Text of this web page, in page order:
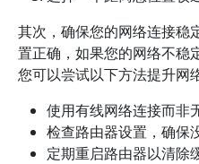
其次，确保您的网络连接稳
置正确，如果您的网络不稳
您可以尝试以下方法提升网
使用有线网络连接而非
检查路由器设置，确保
定期重启路由器以清除